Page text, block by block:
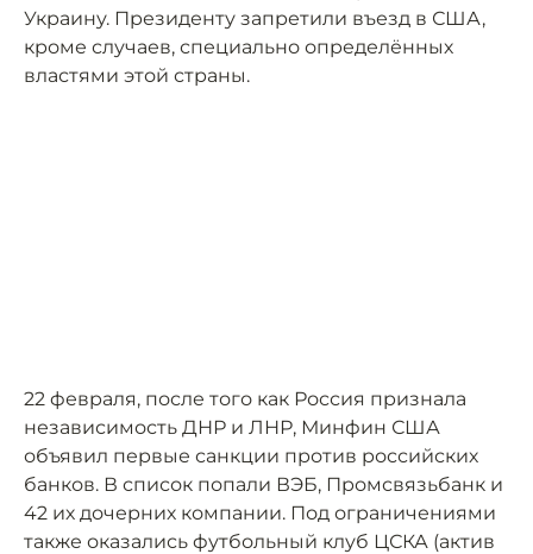
Украину. Президенту запретили въезд в США,
кроме случаев, специально определённых
властями этой страны.
22 февраля, после того как Россия признала
независимость ДНР и ЛНР, Минфин США
объявил первые санкции против российских
банков. В список попали ВЭБ, Промсвязьбанк и
42 их дочерних компании. Под ограничениями
также оказались футбольный клуб ЦСКА (актив